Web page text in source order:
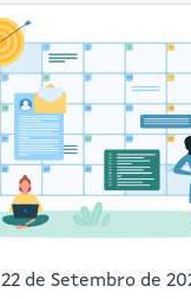
22 de Setembro de